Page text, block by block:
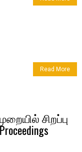
Read More
சிறப்பு